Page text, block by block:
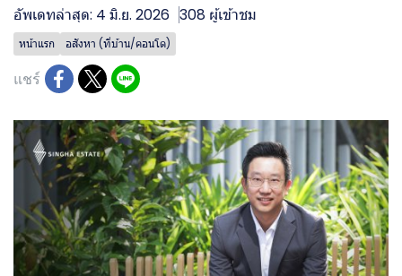
อัพเดทล่าสุด: 4 มิ.ย. 2026 308 ผู้เข้าชม
หน้าแรก อสังหา (ที่บ้าน/คอนโด)
แชร์